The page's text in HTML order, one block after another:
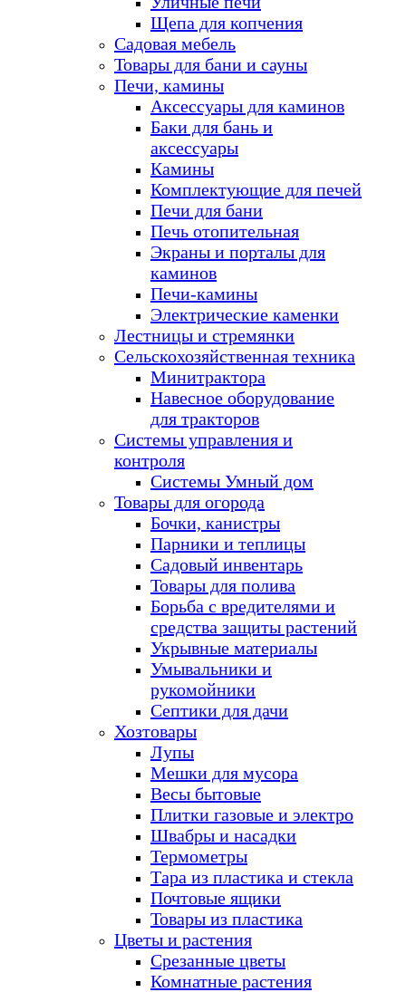
Щепа для копчения
Садовая мебель
Товары для бани и сауны
Печи, камины
Аксессуары для каминов
Баки для бань и
аксессуары
Камины
Комплектующие для печей
Печи для бани
Печь отопительная
Экраны и порталы для
каминов
Печи-камины
Электрические каменки
Лестницы и стремянки
Сельскохозяйственная техника
Минитрактора
Навесное оборудование
для тракторов
Системы управления и
контроля
Системы Умный дом
Товары для огорода
Бочки, канистры
Парники и теплицы
Садовый инвентарь
Товары для полива
Борьба с вредителями и
средства защиты растений
Укрывные материалы
Умывальники и
рукомойники
Септики для дачи
Хозтовары
Лупы
Мешки для мусора
Весы бытовые
Плитки газовые и электро
Швабры и насадки
Термометры
Тара из пластика и стекла
Почтовые ящики
Товары из пластика
Цветы и растения
Срезанные цветы
Комнатные растения